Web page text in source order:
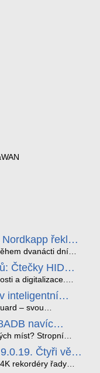
řekla
dvanácti dní
vzali na trasu z
až na
−13 °C a mimo
na mapě, ale
Čtečky HID
a digitalizace.
univerzální
inteligentní
– svou
(AI), je navržen
vymáhání
na silnicích a
městech.
navíc
míst? Stropní
obraz ze dvou
180° záběru bez
a vozidel,
Čtyři věci,
rekordéry řady